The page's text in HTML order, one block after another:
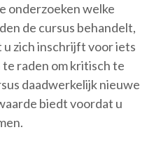
onderzoeken welke
de cursus behandelt,
zich inschrijft voor iets
te raden om kritisch te
daadwerkelijk nieuwe
biedt voordat u